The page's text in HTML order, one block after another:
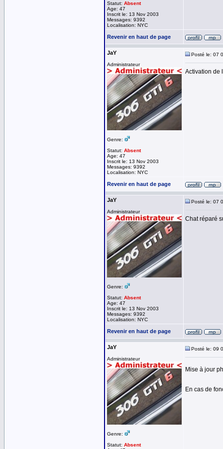
Statut: Absent
Age: 47
Inscrit le: 13 Nov 2003
Messages: 9392
Localisation: NYC
Revenir en haut de page
JaY
Administrateur
Genre:
Statut: Absent
Age: 47
Inscrit le: 13 Nov 2003
Messages: 9392
Localisation: NYC
Posté le: 07
Activation de
Revenir en haut de page
JaY
Administrateur
Genre:
Statut: Absent
Age: 47
Inscrit le: 13 Nov 2003
Messages: 9392
Localisation: NYC
Posté le: 07
Chat réparé
Revenir en haut de page
JaY
Administrateur
Genre:
Statut: Absent
Posté le: 09
Mise à jour
En cas de